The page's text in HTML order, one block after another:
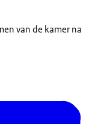
van de kamer na